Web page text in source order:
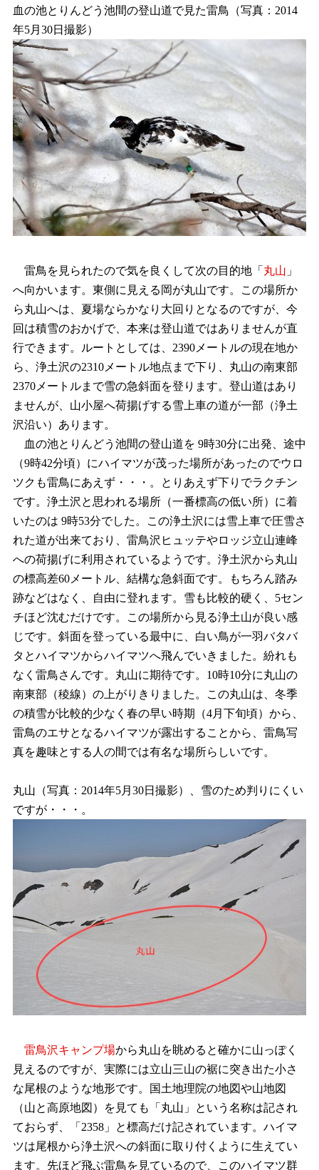
血の池とりんどう池間の登山道で見た雷鳥（写真：2014
年5月30日撮影）
雷鳥を見られたので気を良くして次の目的地「 丸山 」
へ向かいます。東側に見える岡が丸山です。この場所か
ら丸山へは、夏場ならかなり大回りとなるのですが、今
回は積雪のおかげで、本来は登山道ではありませんが直
行できます。ルートとしては、2390メートルの現在地か
ら、浄土沢の2310メートル地点まで下り、丸山の南東部
2370メートルまで雪の急斜面を登ります。登山道はあり
ませんが、山小屋へ荷揚げする雪上車の道が一部（浄土
沢沿い）あります。
血の池とりんどう池間の登山道を 9時30分に出発、途中
（9時42分頃）にハイマツが茂った場所があったのでウロ
ツクも雷鳥にあえず・・・。とりあえず下りでラクチン
です。浄土沢と思われる場所（一番標高の低い所）に着
いたのは 9時53分でした。この浄土沢には雪上車で圧雪さ
れた道が出来ており、雷鳥沢ヒュッテやロッジ立山連峰
への荷揚げに利用されているようです。浄土沢から丸山
の標高差60メートル、結構な急斜面です。もちろん踏み
跡などはなく、自由に登れます。雪も比較的硬く、5セン
チほど沈むだけです。この場所から見る浄土山が良い感
じです。斜面を登っている最中に、白い鳥が一羽バタバ
タとハイマツからハイマツへ飛んでいきました。紛れも
なく雷鳥さんです。丸山に期待です。10時10分に丸山の
南東部（稜線）の上がりきりました。この丸山は、冬季
の積雪が比較的少なく春の早い時期（4月下旬頃）から、
雷鳥のエサとなるハイマツが露出することから、雷鳥写
真を趣味とする人の間では有名な場所らしいです。
丸山（写真：2014年5月30日撮影）、雪のため判りにくい
ですが・・・。
雷鳥沢キャンプ場から丸山を眺めると確かに山っぽく
見えるのですが、実際には立山三山の裾に突き出た小さ
な尾根のような地形です。国土地理院の地図や山地図
（山と高原地図）を見ても「丸山」という名称は記され
ておらず、「2358」と標高だけ記されています。ハイマ
ツは尾根から浄土沢への斜面に取り付くように生えてい
ます。先ほど飛ぶ雷鳥を見ているので、このハイマツ群